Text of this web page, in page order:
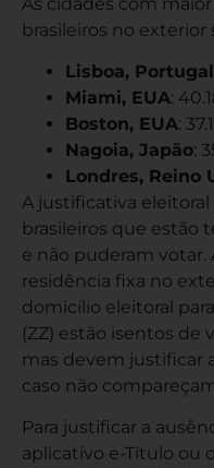
brasileiros no exterior
Lisboa, Portugal
Miami, EUA:
Boston, EUA:
Nagoia, Japão:
Londres, Reino
A justificativa
brasileiros que estão
e não puderam
residência fixa no
domicílio eleitoral
(ZZ) estão isentos de
mas devem justificar
caso não
Para justificar a
aplicativo e-Título ou